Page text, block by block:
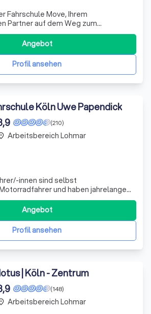
Fahrschule Move, Ihrem
Partner auf dem Weg zum
Standort im Zentrum von Troisdorf ist
bietet eine ideale Ausgangslage für
engagiertes Team steht Ihnen
und begleitet Sie au
Profil ansehen
Angebot
Köln Uwe Papendick
(210)
innen sind selbst
Fahrschülern. Wir
zu 95 Prozent mit dem
welchem Wetter. 🙂 Jetzt hier online
Freiheit auf zwei Rädern
Profil ansehen
Angebot
Arbeitsbereich Lohmar
| Köln - Zentrum
(148)
Arbeitsbereich Lohmar